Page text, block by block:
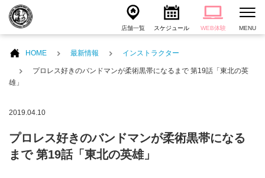
店舗一覧 スケジュール WEB体験 MENU
HOME 最新情報 インストラクター
プロレス好きのバンドマンが柔術黒帯になるまで 第19話「東北の英
雄」
2019.04.10
プロレス好きのバンドマンが柔術黒帯になる
まで 第19話「東北の英雄」